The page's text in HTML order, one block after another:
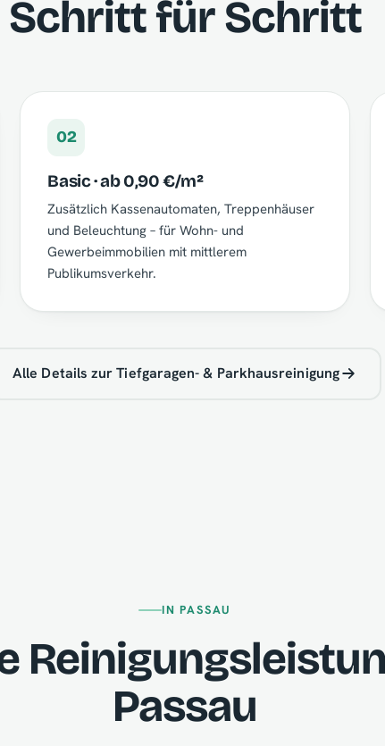
Schritt für Schritt
02
Basic · ab 0,90 €/m²
Zusätzlich Kassenautomaten, Treppenhäuser
und Beleuchtung – für Wohn- und
Gewerbeimmobilien mit mittlerem
Publikumsverkehr.
Alle Details zur Tiefgaragen- & Parkhausreinigung
IN PASSAU
Passau